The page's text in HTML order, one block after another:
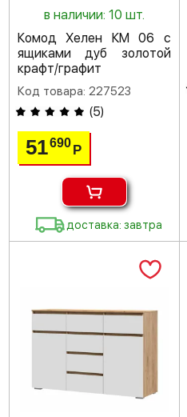
в наличии: 10 шт.
Комод Хелен КМ 06 с
ящиками дуб золотой
крафт/графит
Код товара: 227523
(5)
51690Р
доставка: завтра